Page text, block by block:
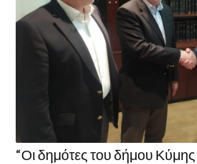
“Οι δημότες του δήμου Κύμης